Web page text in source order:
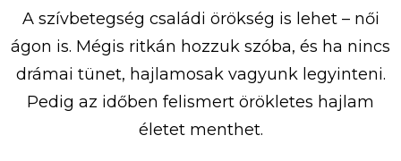
A szívbetegség családi örökség is lehet – női
ágon is. Mégis ritkán hozzuk szóba, és ha nincs
drámai tünet, hajlamosak vagyunk legyinteni.
Pedig az időben felismert örökletes hajlam
életet menthet.